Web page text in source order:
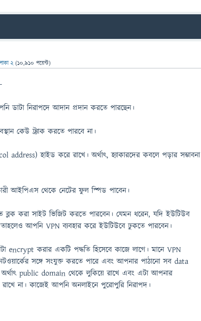
2 (10,910 পয়েন্ট)
ডাটা নিরাপদে আদান প্রদান করতে পারছেন।
কেউ ট্র্যাক করতে পারবে না।
হাইড করে রাখে। অর্থাৎ, হ্যাকারদের কবলে পড়ার সম্ভাবনা
আইপিএস থেকে নেটের ফুল স্পিড পাবেন।
করা সাইট ভিজিট করতে পারবেন। যেমন ধরেন, যদি ইউটিউব
আপনি VPN ব্যবহার করে ইউটিউবে ঢুকতে পারবেন।
encrypt করার একটি পদ্ধতি হিসেবে কাজে লাগে। মানে VPN
সঙ্গে সংযুক্ত করতে পারে এবং আপনার পাঠানো সব data
public domain থেকে লুকিয়ে রাখে এবং এটা আপনার
না। কাজেই আপনি অনলাইনে পুরোপুরি নিরাপদ।